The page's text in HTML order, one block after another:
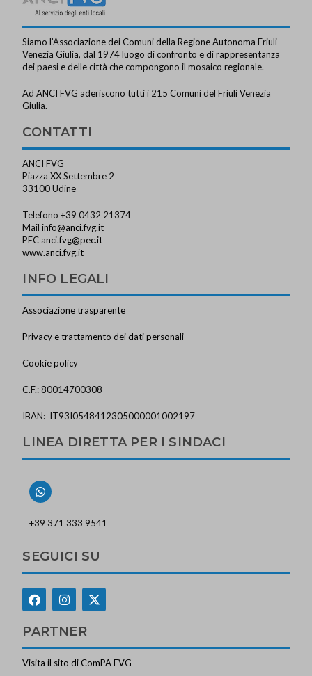
Siamo l’Associazione dei Comuni della Regione Autonoma Friuli
Venezia Giulia, dal 1974 luogo di confronto e di rappresentanza
dei paesi e delle città che compongono il mosaico regionale.
Ad ANCI FVG aderiscono tutti i 215 Comuni del Friuli Venezia
Giulia.
CONTATTI
ANCI FVG
Piazza XX Settembre 2
33100 Udine
Telefono +39 0432 21374
Mailinfo@anci.fvg.it
PEC anci.fvg@pec.it
www.anci.fvg.it
INFO LEGALI
Associazione trasparente
Privacy e trattamento dei dati personali
Cookie policy
C.F.: 80014700308
IBAN: IT93I0548412305000001002197
LINEA DIRETTA PER I SINDACI
+39 371 333 9541
SEGUICI SU
PARTNER
Visita il sito di ComPA FVG